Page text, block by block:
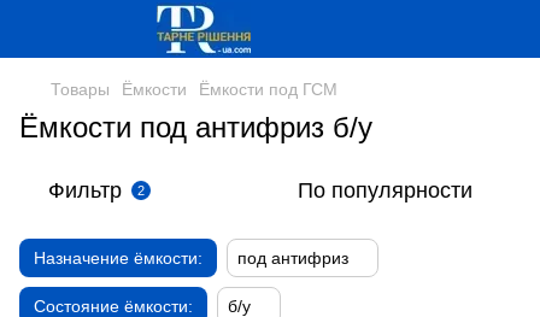
Товары Ёмкости Ёмкости под ГСМ
Ёмкости под антифриз б/у
Фильтр 2 По популярности
Назначение ёмкости: под антифриз
Состояние ёмкости: б/у